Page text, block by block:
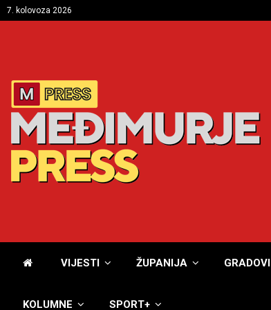
7. kolovoza 2026
VIJESTI ŽUPANIJA GRADOVI
KOLUMNE SPORT+